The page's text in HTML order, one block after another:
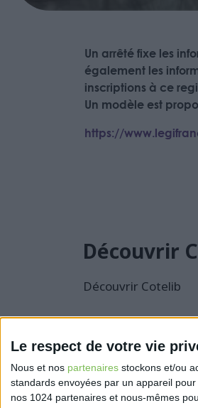
Le respect de votre vie
Nous et nos partenaires stockons et/ou
standards envoyées par un appareil
nos 1024 partenaires et nous-mêmes
Un arrêté fixe les
également les
inscriptions à ce
Un modèle est
https://
Découvrir
Découvrir Cotelib